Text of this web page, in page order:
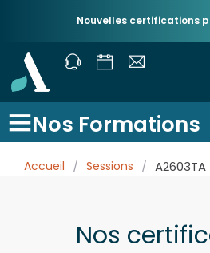
Nouvelles certifications
Nos Formations
Accueil / Sessions / A2603TA
Nos